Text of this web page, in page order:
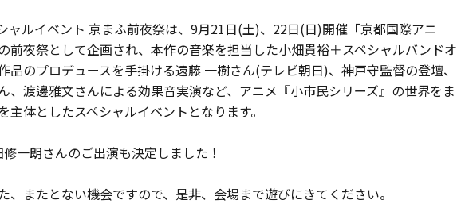
ャルイベント 京まふ前夜祭は、9月21日(土)、22日(日)開催「京都国際アニ
夜祭として企画され、本作の音楽を担当した小畑貴裕＋スペシャルバンドオ
品のプロデュースを手掛ける遠藤 一樹さん(テレビ朝日)、神戸守監督の登壇、
、渡邊雅文さんによる効果音実演など、アニメ『小市民シリーズ』の世界をま
体としたスペシャルイベントとなります。
一朗さんのご出演も決定しました！
、またとない機会ですので、是非、会場まで遊びにきてください。